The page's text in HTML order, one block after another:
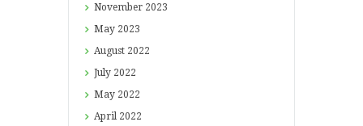
November 2023
May 2023
August 2022
July 2022
May 2022
April 2022